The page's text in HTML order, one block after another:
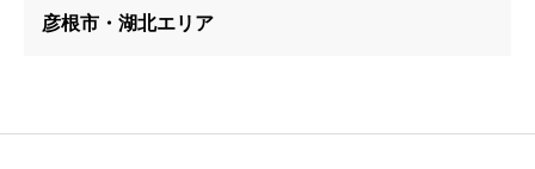
彦根市・湖北エリア